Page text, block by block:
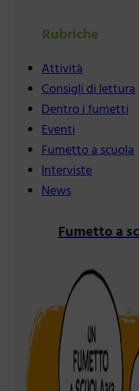
Rubriche
Attività
Consigli di lettura
Dentro i fumetti
Eventi
Fumetto a scuola
Interviste
News
Fumetto a